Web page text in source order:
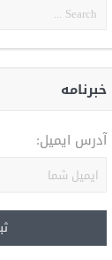
خبرنامه
آدرس ایمیل: